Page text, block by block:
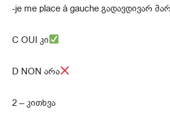
-je me place à gauche გადავდივარ
C OUI კი
D NON არა
2 – კითხვა